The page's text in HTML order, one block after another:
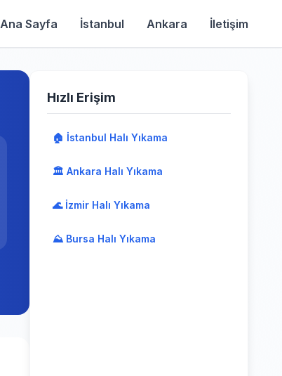
Ana Sayfa İstanbul Ankara İletişim
Hızlı Erişim
🏠 İstanbul Halı Yıkama
🏛️ Ankara Halı Yıkama
🌊 İzmir Halı Yıkama
⛰️ Bursa Halı Yıkama